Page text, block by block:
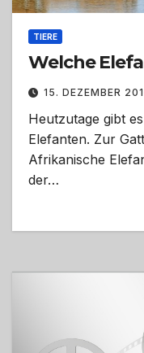
TIERE
Welche
15. DEZEMBER
Heutzutage gibt
Elefanten. Zur
Afrikanische
der…